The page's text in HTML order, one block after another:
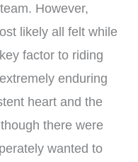
However,
likely all felt while
factor to riding
enduring
heart and the
there were
wanted to